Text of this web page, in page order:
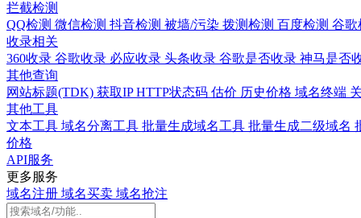
拦截检测
QQ检测 微信检测 抖音检测 被墙/污染 拨测检测 百度检测 谷
收录相关
360收录 谷歌收录 必应收录 头条收录 谷歌是否收录 神马是否
其他查询
网站标题(TDK) 获取IPHTTP状态码 估价 历史价格 域名终端
其他工具
文本工具 域名分离工具 批量生成域名工具 批量生成二级域名
价格
API服务
更多服务
域名注册 域名买卖 域名抢注